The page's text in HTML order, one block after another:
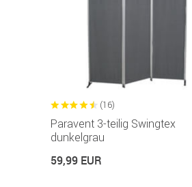
(16)
Paravent 3-teilig Swingtex
dunkelgrau
59,99 EUR